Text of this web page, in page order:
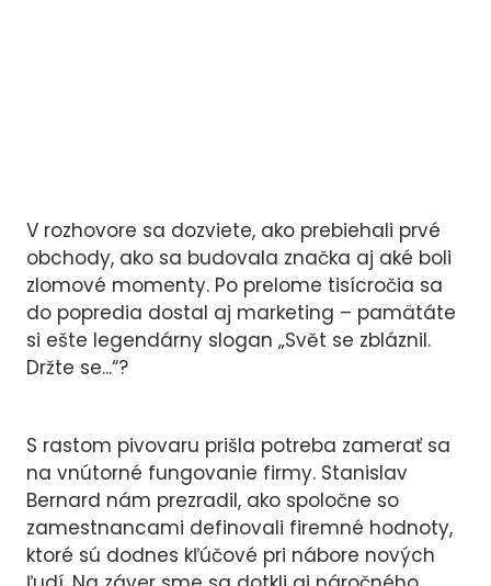
V rozhovore sa dozviete, ako prebiehali prvé
obchody, ako sa budovala značka aj aké boli
zlomové momenty. Po prelome tisícročia sa
do popredia dostal aj marketing – pamätáte
si ešte legendárny slogan „Svět se zbláznil.
Držte se...“?
S rastom pivovaru prišla potreba zamerať sa
na vnútorné fungovanie firmy. Stanislav
Bernard nám prezradil, ako spoločne so
zamestnancami definovali firemné hodnoty,
ktoré sú dodnes kľúčové pri nábore nových